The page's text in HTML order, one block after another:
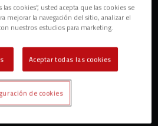
cookies”, usted acepta que las cookies se
mejorar la navegación del sitio, analizar el
nuestros estudios para marketing.
Aceptar todas las cookies
de cookies